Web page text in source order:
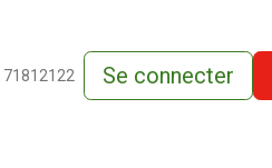
vente
71812122 Se connecter